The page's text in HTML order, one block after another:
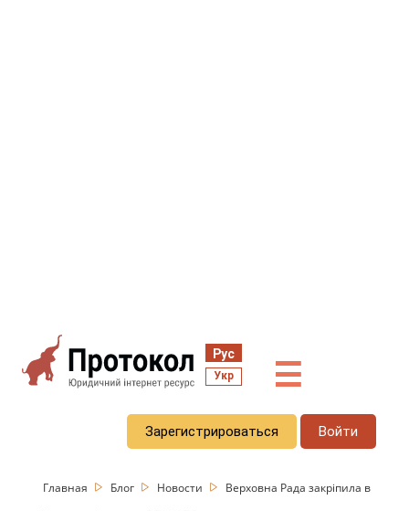
Рус
Укр ☰
Зарегистрироваться Войти
Главная Блог Новости
Верховна Рада закріпила в